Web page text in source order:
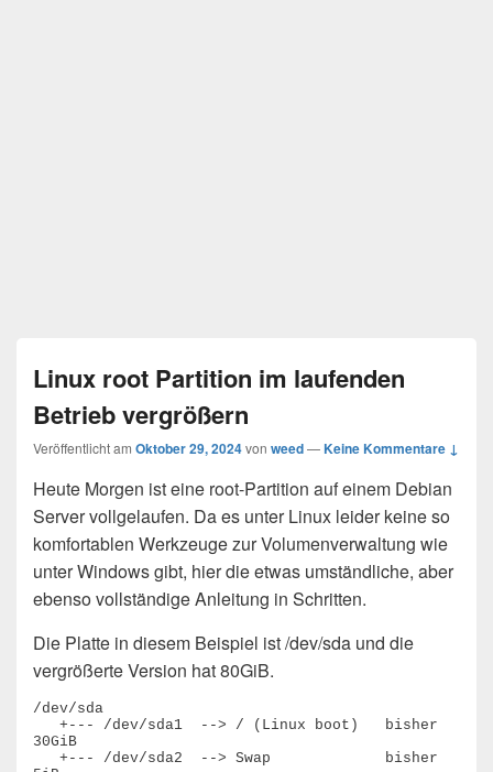
Linux root Partition im laufenden
Betrieb vergrößern
Veröffentlicht am Oktober 29, 2024von weed—Keine Kommentare ↓
Heute Morgen ist eine root-Partition auf einem Debian
Server vollgelaufen. Da es unter Linux leider keine so
komfortablen Werkzeuge zur Volumenverwaltung wie
unter Windows gibt, hier die etwas umständliche, aber
ebenso vollständige Anleitung in Schritten.
Die Platte in diesem Beispiel ist /dev/sda und die
vergrößerte Version hat 80GiB.
/dev/sda
30GiB